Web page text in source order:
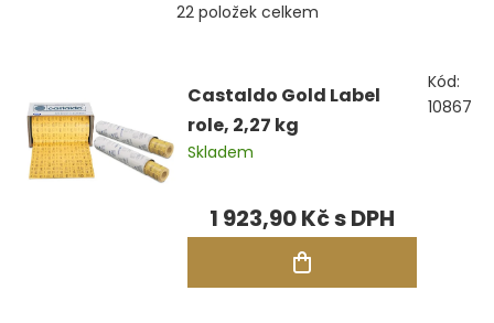
22položek celkem
produktů
Castaldo Gold Label
role, 2,27 kg
Skladem
1 923,90 Kč
Kód:
10867